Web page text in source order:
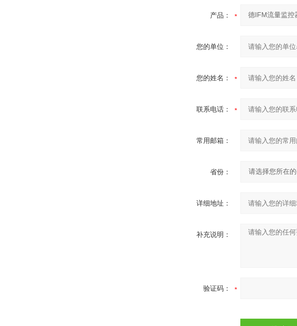
产品：
您的单位：
您的姓名：
联系电话：
常用邮箱：
省份：
详细地址：
补充说明：
验证码：